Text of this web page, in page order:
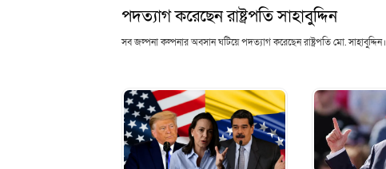
পদত্যাগ করেছেন রাষ্ট্রপতি সাহাবুদ্দিন
সব জল্পনা কল্পনার অবসান ঘটিয়ে পদত্যাগ করেছেন রাষ্ট্রপতি মো. সাহাবুদ্দিন।